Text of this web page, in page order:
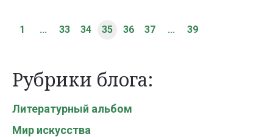
1 ... 33 34 35 36 37 ... 39
Рубрики блога:
Литературный альбом
Мир искусства